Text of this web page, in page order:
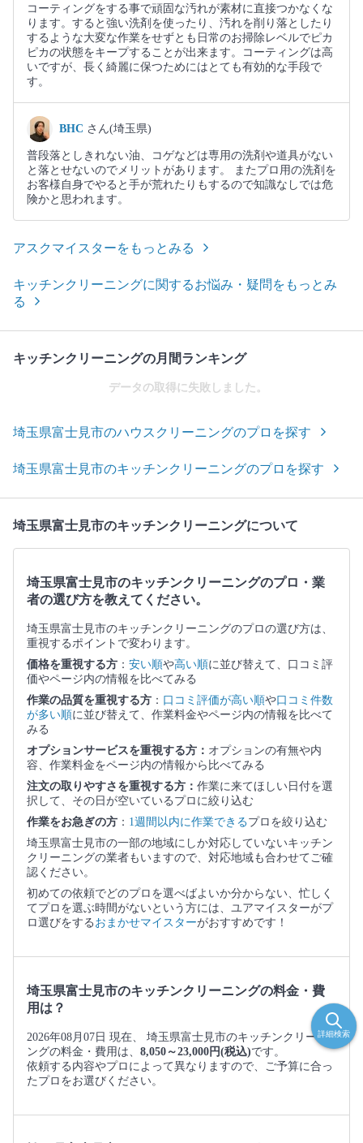
コーティングをする事で頑固な汚れが素材に直接つかなくな
ります。すると強い洗剤を使ったり、汚れを削り落としたり
するような大変な作業をせずとも日常のお掃除レベルでピカ
ピカの状態をキープすることが出来ます。コーティングは高
いですが、長く綺麗に保つためにはとても有効的な手段で
す。
BHC さん(埼玉県)
普段落としきれない油、コゲなどは専用の洗剤や道具がない
と落とせないのでメリットがあります。 またプロ用の洗剤を
お客様自身でやると手が荒れたりもするので知識なしでは危
険かと思われます。
アスクマイスターをもっとみる
キッチンクリーニングに関するお悩み・疑問をもっとみ
る
キッチンクリーニングの月間ランキング
データの取得に失敗しました。
埼玉県富士見市のハウスクリーニングのプロを探す
埼玉県富士見市のキッチンクリーニングのプロを探す
埼玉県富士見市のキッチンクリーニングについて
埼玉県富士見市のキッチンクリーニングのプロ・業
者の選び方を教えてください。
埼玉県富士見市のキッチンクリーニングのプロの選び方は、
重視するポイントで変わります。
価格を重視する方 ： 安い順や高い順に並び替えて、口コミ評
価やページ内の情報を比べてみる
作業の品質を重視する方 ： 口コミ評価が高い順や口コミ件数
が多い順に並び替えて、作業料金やページ内の情報を比べて
みる
オプションサービスを重視する方： オプションの有無や内
容、作業料金をページ内の情報から比べてみる
注文の取りやすさを重視する方： 作業に来てほしい日付を選
択して、その日が空いているプロに絞り込む
作業をお急ぎの方 ： 1週間以内に作業できるプロを絞り込む
埼玉県富士見市の一部の地域にしか対応していないキッチン
クリーニングの業者もいますので、対応地域も合わせてご確
認ください。
初めての依頼でどのプロを選べばよいか分からない、忙しく
てプロを選ぶ時間がないという方には、ユアマイスターがプ
ロ選びをする おまかせマイスターがおすすめです！
埼玉県富士見市のキッチンクリーニングの料金・費
用は？
2026年08月07日 現在、 埼玉県富士見市のキッチンクリーニ
ングの料金・費用は、 8,050～23,000円(税込)です。
依頼する内容やプロによって異なりますので、ご予算に合っ
たプロをお選びください。
詳細検索